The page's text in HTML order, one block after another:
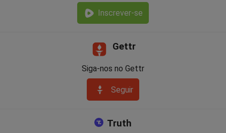
Inscrever-se
Gettr
Siga-nos no Gettr
Seguir
Truth